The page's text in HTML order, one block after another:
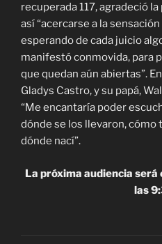
recuperada 117, agradeció
así “acercarse a la
esperando de cada juicio
manifestó conmovida, para
que quedan aún abiertas”.
Gladys Castro, y su papá,
“Me encantaría poder
dónde se los llevaron, cómo
dónde nací”.
La próxima audiencia
las